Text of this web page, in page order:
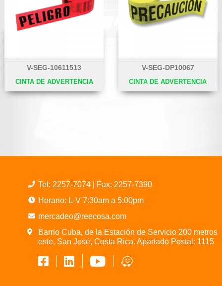
V-SEG-10611513
CINTA DE ADVERTENCIA
V-SEG-DP10067
CINTA DE ADVERTENCIA
Tel: 2257-7074
| Fax: 2257-7390
Horario: L-V 7:30am a 5:00pm
mercadeo@reecosa.com
Barrio Cuba, de la Estación de Servicio 200 metros
este, San José, Costa Rica. Apartado Postal: 1115